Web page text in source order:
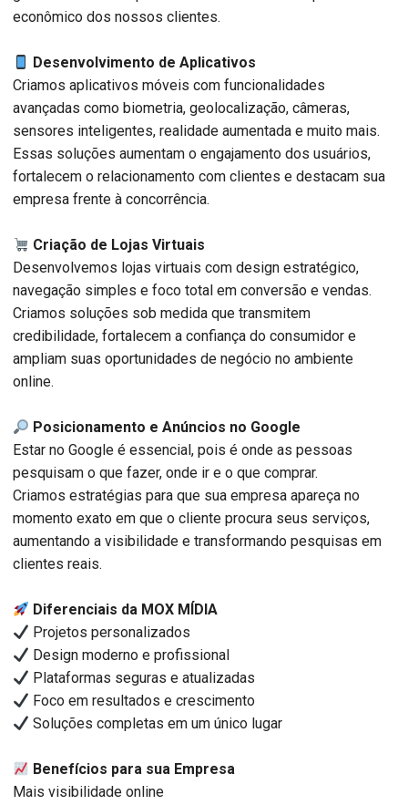
econômico dos nossos clientes.
Desenvolvimento de Aplicativos
Criamos aplicativos móveis com funcionalidades
avançadas como biometria, geolocalização, câmeras,
sensores inteligentes, realidade aumentada e muito mais.
Essas soluções aumentam o engajamento dos usuários,
fortalecem o relacionamento com clientes e destacam sua
empresa frente à concorrência.
Criação de Lojas Virtuais
Desenvolvemos lojas virtuais com design estratégico,
navegação simples e foco total em conversão e vendas.
Criamos soluções sob medida que transmitem
credibilidade, fortalecem a confiança do consumidor e
ampliam suas oportunidades de negócio no ambiente
online.
Posicionamento e Anúncios no Google
Estar no Google é essencial, pois é onde as pessoas
pesquisam o que fazer, onde ir e o que comprar.
Criamos estratégias para que sua empresa apareça no
momento exato em que o cliente procura seus serviços,
aumentando a visibilidade e transformando pesquisas em
clientes reais.
Diferenciais da MOX MÍDIA
Projetos personalizados
Design moderno e profissional
Plataformas seguras e atualizadas
Foco em resultados e crescimento
Soluções completas em um único lugar
Benefícios para sua Empresa
Mais visibilidade online